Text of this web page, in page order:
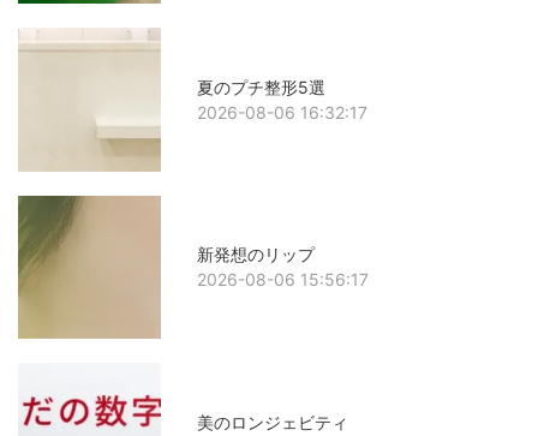
夏のプチ整形5選
2026-08-06 16:32:17
新発想のリップ
2026-08-06 15:56:17
美のロンジェビティ